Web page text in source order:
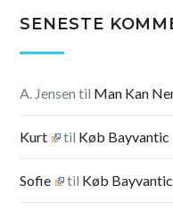
SENESTE
A. Jensen til Man Kan
Kurt til Køb Bayvantic
Sofie til Køb